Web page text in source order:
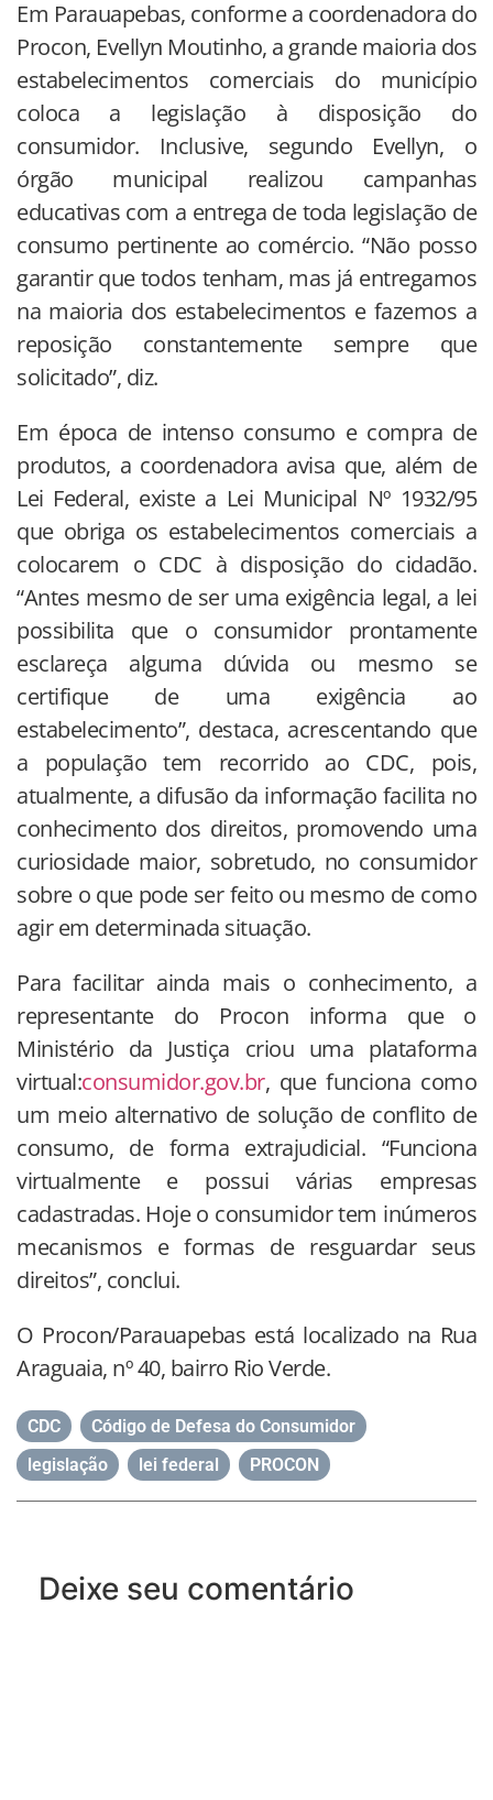
Em Parauapebas, conforme a coordenadora do
Procon, Evellyn Moutinho, a grande maioria dos
estabelecimentos comerciais do município
coloca a legislação à disposição do
consumidor. Inclusive, segundo Evellyn, o
órgão municipal realizou campanhas
educativas com a entrega de toda legislação de
consumo pertinente ao comércio. “Não posso
garantir que todos tenham, mas já entregamos
na maioria dos estabelecimentos e fazemos a
reposição constantemente sempre que
solicitado”, diz.
Em época de intenso consumo e compra de
produtos, a coordenadora avisa que, além de
Lei Federal, existe a Lei Municipal Nº 1932/95
que obriga os estabelecimentos comerciais a
colocarem o CDC à disposição do cidadão.
“Antes mesmo de ser uma exigência legal, a lei
possibilita que o consumidor prontamente
esclareça alguma dúvida ou mesmo se
certifique de uma exigência ao
estabelecimento”, destaca, acrescentando que
a população tem recorrido ao CDC, pois,
atualmente, a difusão da informação facilita no
conhecimento dos direitos, promovendo uma
curiosidade maior, sobretudo, no consumidor
sobre o que pode ser feito ou mesmo de como
agir em determinada situação.
Para facilitar ainda mais o conhecimento, a
representante do Procon informa que o
Ministério da Justiça criou uma plataforma
virtual:consumidor.gov.br, que funciona como
um meio alternativo de solução de conflito de
consumo, de forma extrajudicial. “Funciona
virtualmente e possui várias empresas
cadastradas. Hoje o consumidor tem inúmeros
mecanismos e formas de resguardar seus
direitos”, conclui.
O Procon/Parauapebas está localizado na Rua
Araguaia, nº 40, bairro Rio Verde.
CDC Código de Defesa do Consumidor
legislação
lei federal PROCON
Deixe seu comentário